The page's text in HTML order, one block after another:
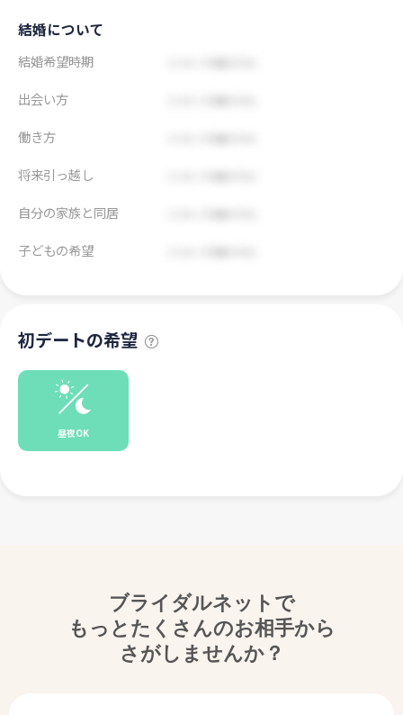
結婚について
結婚希望時期
出会い方
働き方
将来引っ越し
自分の家族と同居
子どもの希望
初デートの希望
昼夜OK
ブライダルネットで
もっとたくさんのお相手から
さがしませんか？